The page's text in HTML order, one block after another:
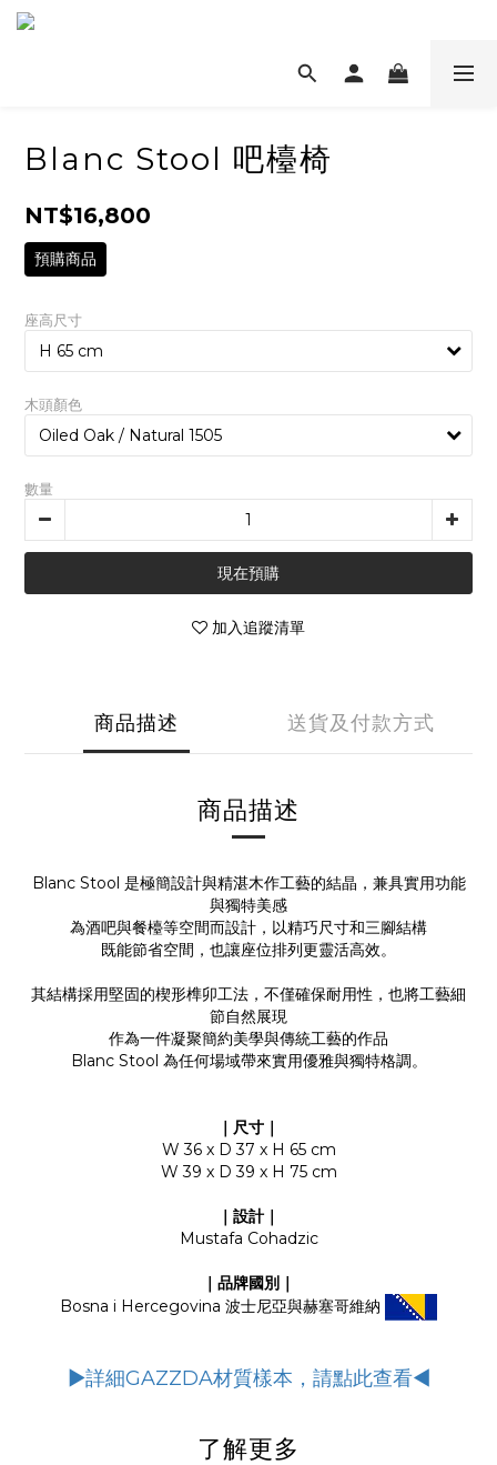
Blanc Stool 吧檯椅
NT$16,800
預購商品
座高尺寸
木頭顏色
數量
現在預購
加入追蹤清單
商品描述 送貨及付款方式
商品描述
Blanc Stool 是極簡設計與精湛木作工藝的結晶，兼具實用功能
與獨特美感
為酒吧與餐檯等空間而設計，以精巧尺寸和三腳結構
既能節省空間，也讓座位排列更靈活高效。
其結構採用堅固的楔形榫卯工法，不僅確保耐用性，也將工藝細
節自然展現
作為一件凝聚簡約美學與傳統工藝的作品
Blanc Stool 為任何場域帶來實用優雅與獨特格調。
｜尺寸｜
W 36 x D 37 x H 65 cm
W 39 x D 39 x H 75 cm
｜設計｜
Mustafa Cohadzic
｜品牌國別｜
Bosna i Hercegovina 波士尼亞與赫塞哥維納
▶詳細GAZZDA材質樣本，請點此查看◀
了解更多